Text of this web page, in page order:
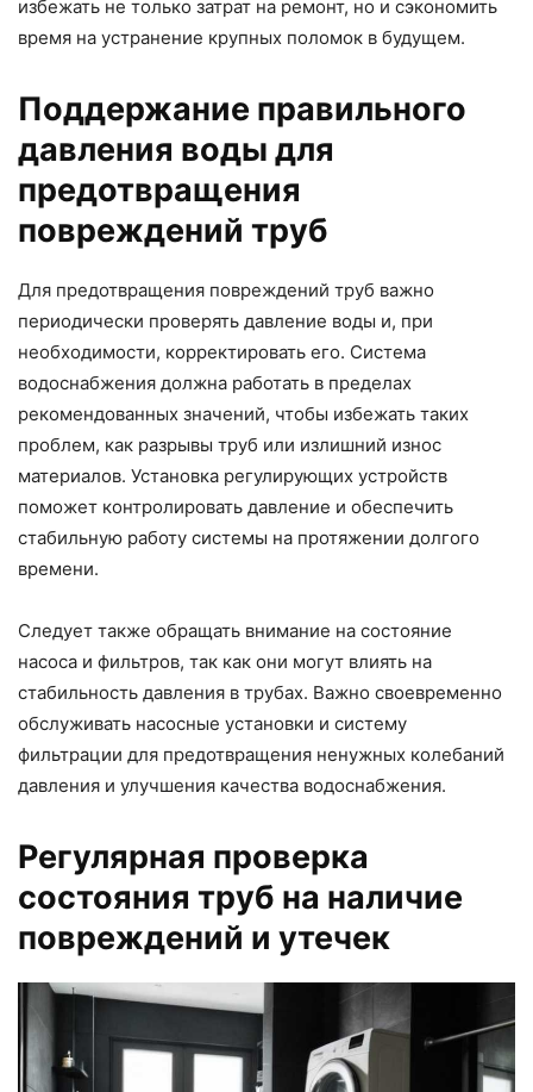
избежать не только затрат на ремонт, но и сэкономить
время на устранение крупных поломок в будущем.
Поддержание правильного
давления воды для
предотвращения
повреждений труб
Для предотвращения повреждений труб важно
периодически проверять давление воды и, при
необходимости, корректировать его. Система
водоснабжения должна работать в пределах
рекомендованных значений, чтобы избежать таких
проблем, как разрывы труб или излишний износ
материалов. Установка регулирующих устройств
поможет контролировать давление и обеспечить
стабильную работу системы на протяжении долгого
времени.
Следует также обращать внимание на состояние
насоса и фильтров, так как они могут влиять на
стабильность давления в трубах. Важно своевременно
обслуживать насосные установки и систему
фильтрации для предотвращения ненужных колебаний
давления и улучшения качества водоснабжения.
Регулярная проверка
состояния труб на наличие
повреждений и утечек